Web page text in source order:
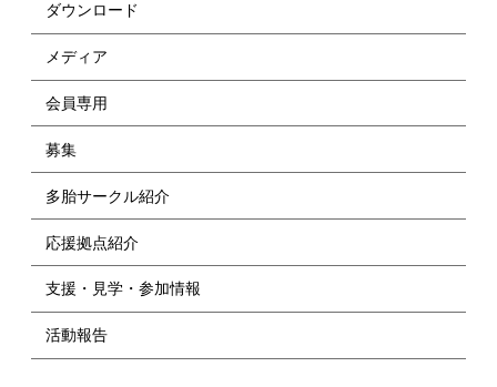
ダウンロード
メディア
会員専用
募集
多胎サークル紹介
応援拠点紹介
支援・見学・参加情報
活動報告